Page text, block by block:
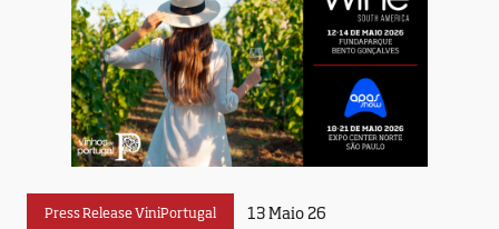
Press Release ViniPortugal 13 Maio 26